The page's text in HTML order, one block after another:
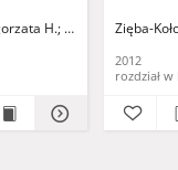
nacz.
of
H. Nowak, Beata
Zięba-
2012
rozdział w